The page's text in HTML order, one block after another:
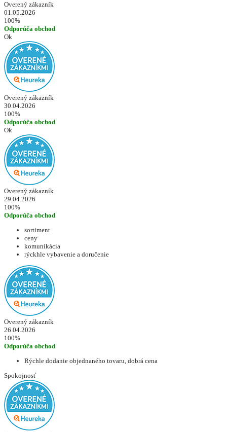
Overený zákazník
01.05.2026
100%
Odporúča obchod
Ok
Overený zákazník
30.04.2026
100%
Odporúča obchod
Ok
Overený zákazník
29.04.2026
100%
Odporúča obchod
sortiment
ceny
komunikácia
rýckhle vybavenie a doručenie
Overený zákazník
26.04.2026
100%
Odporúča obchod
Rýchle dodanie objednaného tovaru, dobrá cena
Spokojnosť